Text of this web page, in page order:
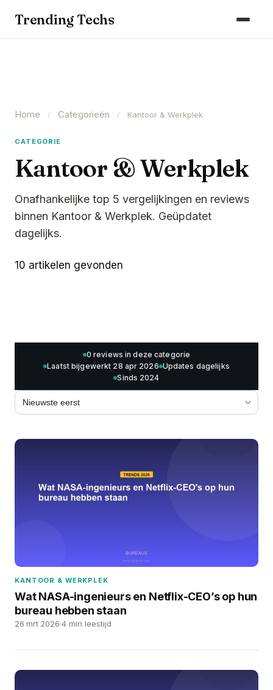
Trending Techs
Smart Home & Beveiliging
Kantoor & Werkplek
Maak kennis met ons team
Home / Categorieën / Kantoor & Werkplek
CATEGORIE
Kantoor & Werkplek
Onafhankelijke top 5 vergelijkingen en reviews
binnen Kantoor & Werkplek. Geüpdatet
dagelijks.
10 artikelen gevonden
0 reviews in deze categorie
Laatst bijgewerkt 28 apr 2026 Updates dagelijks
Sinds 2024
Sorteren op
KANTOOR & WERKPLEK
Wat NASA-ingenieurs en Netflix-CEO’s op hun
bureau hebben staan
26 mrt 2026 4 min leestijd